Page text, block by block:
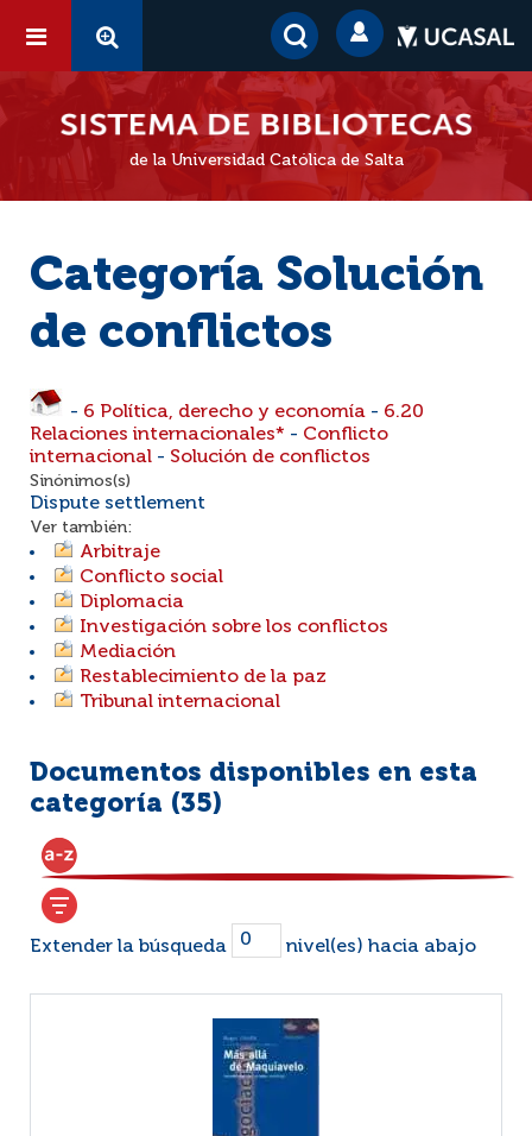
de la Universidad Católica de Salta
Categoría Solución
de conflictos
- 6 Política, derecho y economía - 6.20
Relaciones internacionales* - Conflicto
internacional - Solución de conflictos
Sinónimos(s)
Dispute settlement
Ver también:
Arbitraje
Conflicto social
Diplomacia
Investigación sobre los conflictos
Mediación
Restablecimiento de la paz
Tribunal internacional
Documentos disponibles en esta
categoría (35)
Extender la búsqueda nivel(es) hacia abajo